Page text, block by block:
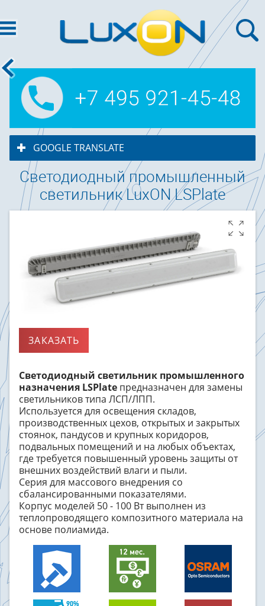
GOOGLE TRANSLATE
Светодиодный промышленный
светильникLuxON LSPlate
ЗАКАЗАТЬ
Светодиодный светильник промышленного
назначения LSPlate предназначен для замены
светильников типа ЛСП/ЛПП.
Используется для освещения складов,
производственных цехов, открытых и закрытых
стоянок, пандусов и крупных коридоров,
подвальных помещений и на любых объектах,
где требуется повышенный уровень защиты от
внешних воздействий влаги и пыли.
Серия для массового внедрения со
сбалансированными показателями.
Корпус моделей 50 - 100 Вт выполнен из
теплопроводящего композитного материала на
основе полиамида.